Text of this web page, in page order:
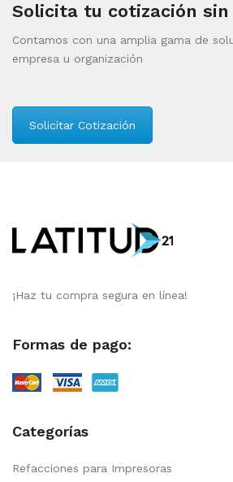
Solicita tu cotización
Contamos con una amplia gama de
empresa u organización
Solicitar Cotización
¡Haz tu compra segura en línea!
Formas de pago:
Categorías
Refacciones para Impresoras